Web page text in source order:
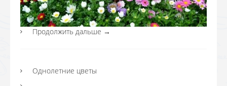
Продолжить дальше →
Однолетние цветы